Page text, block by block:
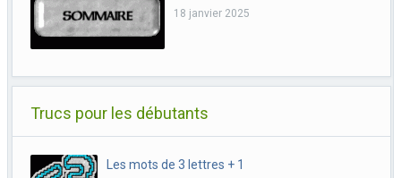
18 janvier 2025
Trucs pour les débutants
Les mots de 3 lettres + 1